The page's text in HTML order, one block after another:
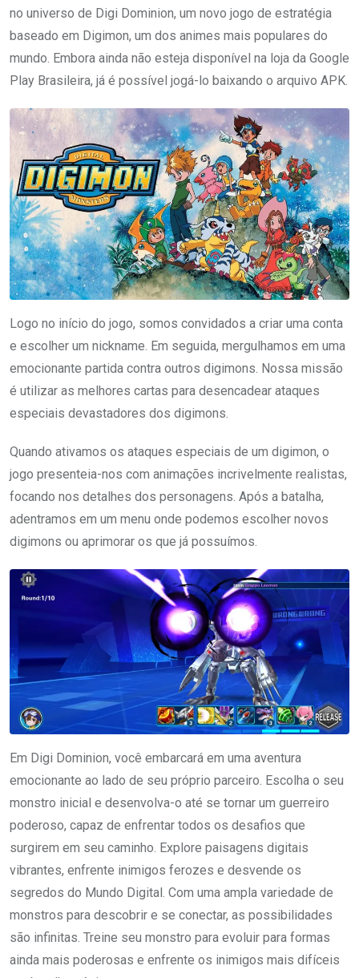
no universo de Digi Dominion, um novo jogo de estratégia
baseado em Digimon, um dos animes mais populares do
mundo. Embora ainda não esteja disponível na loja da Google
Play Brasileira, já é possível jogá-lo baixando o arquivo APK.
Logo no início do jogo, somos convidados a criar uma conta
e escolher um nickname. Em seguida, mergulhamos em uma
emocionante partida contra outros digimons. Nossa missão
é utilizar as melhores cartas para desencadear ataques
especiais devastadores dos digimons.
Quando ativamos os ataques especiais de um digimon, o
jogo presenteia-nos com animações incrivelmente realistas,
focando nos detalhes dos personagens. Após a batalha,
adentramos em um menu onde podemos escolher novos
digimons ou aprimorar os que já possuímos.
Em Digi Dominion, você embarcará em uma aventura
emocionante ao lado de seu próprio parceiro. Escolha o seu
monstro inicial e desenvolva-o até se tornar um guerreiro
poderoso, capaz de enfrentar todos os desafios que
surgirem em seu caminho. Explore paisagens digitais
vibrantes, enfrente inimigos ferozes e desvende os
segredos do Mundo Digital. Com uma ampla variedade de
monstros para descobrir e se conectar, as possibilidades
são infinitas. Treine seu monstro para evoluir para formas
ainda mais poderosas e enfrente os inimigos mais difíceis